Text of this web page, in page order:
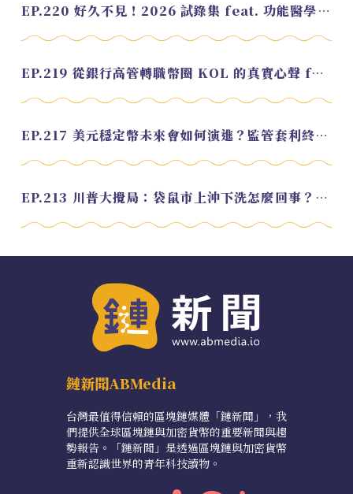
EP.220 好久不見！2026 試錄集 feat. 功能醫學營養師 美寶
EP.219 從銀行高管轉職幣圈 KOL 的真實心聲 feat.龜大
EP.217 美元穩定幣未來會如何演進？監管套利終將收斂？feat. 研究員 余哲安
EP.213 川普大攪局：袋鼠市上沖下洗怎麼回事？feat. Alvin
鏈新聞ABMedia
台灣最值得信賴的區塊鏈媒體「鏈新聞」，我
們提供全球區塊鏈與加密貨幣的重要新聞與趨
勢報告。「鏈新聞」是透過區塊鏈與加密貨幣
重新認識世界的青年科技讀物。